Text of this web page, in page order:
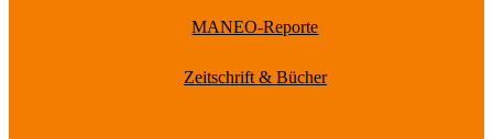
MANEO-Reporte
Zeitschrift & Bücher